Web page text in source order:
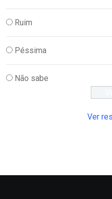
Ruim
Péssima
Não sabe
Ver